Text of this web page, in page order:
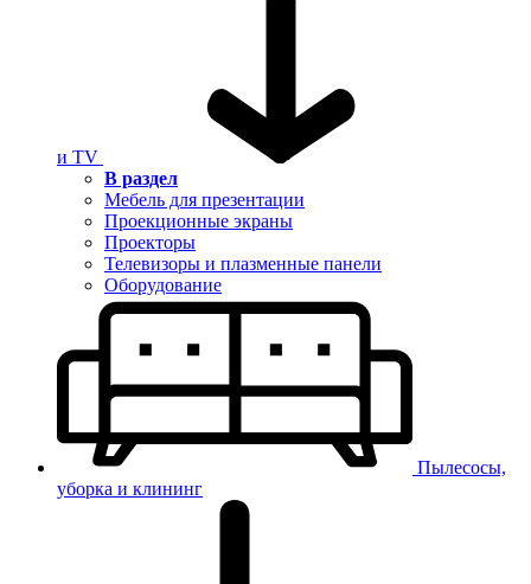
и TV
В раздел
Мебель для презентации
Проекционные экраны
Проекторы
Телевизоры и плазменные панели
Оборудование
Пылесосы,
уборка и клининг